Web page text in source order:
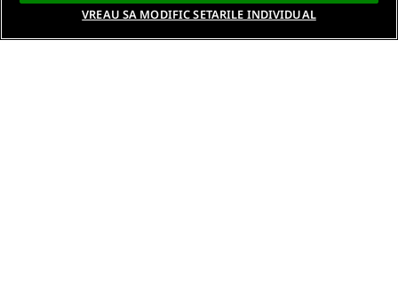
VREAU SA MODIFIC SETARILE INDIVIDUAL